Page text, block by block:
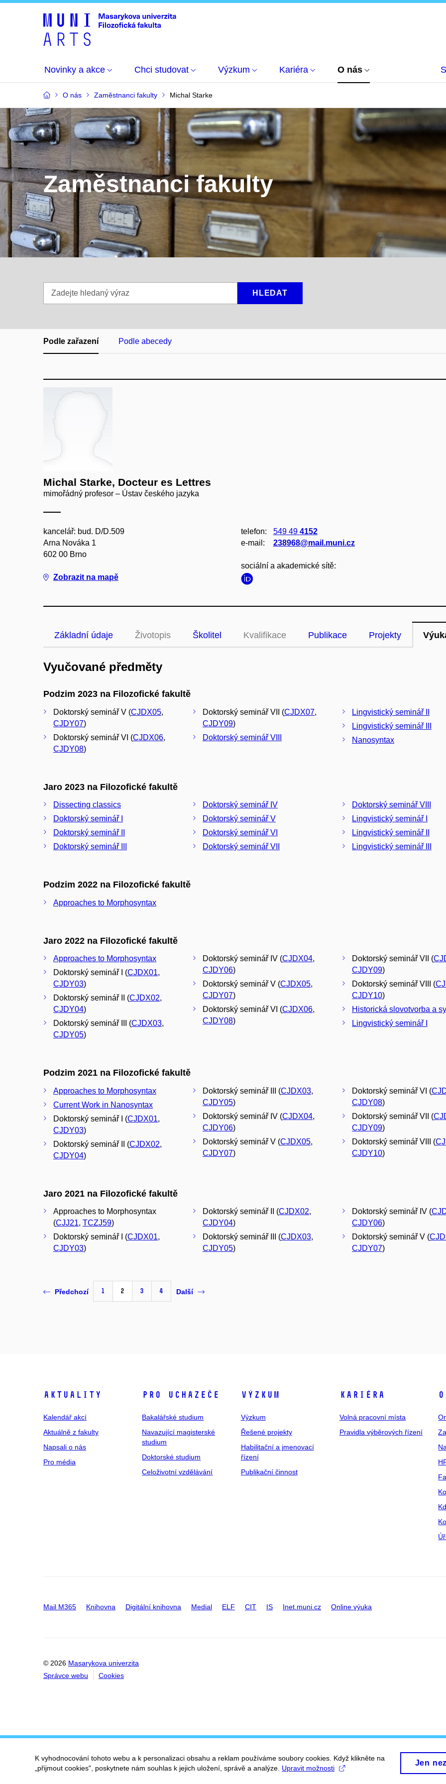
Novinky a akce Chci studovat Výzkum Kariéra O nás
O nás Zaměstnanci fakulty Michal Starke
Zaměstnanci fakulty
hledaný
HLEDAT
Podle zařazení Podle abecedy
Michal Starke, Docteur es Lettres
mimořádný profesor – Ústav českého jazyka
kancelář: bud. D/D.509
Arna Nováka 1
602 00 Brno
Zobrazit na mapě
telefon: 549 49 4152
e‑mail:
238968@mail.muni.cz
sociální a akademické sítě:
Základní údaje Životopis Školitel Kvalifikace Publikace Projekty
Vyučované předměty
Podzim 2023 na Filozofické fakultě
Doktorský seminář V (CJDX05,
CJDY07)
Doktorský seminář VI (CJDX06,
CJDY08)
Doktorský seminář VII (CJDX07,
CJDY09)
Doktorský seminář VIII
Lingvistický seminář II
Lingvistický seminář III
Nanosyntax
Jaro 2023 na Filozofické fakultě
Dissecting classics
Doktorský seminář I
Doktorský seminář II
Doktorský seminář III
Doktorský seminář IV
Doktorský seminář V
Doktorský seminář VI
Doktorský seminář VII
Doktorský seminář VIII
Lingvistický seminář I
Lingvistický seminář II
Lingvistický seminář III
Podzim 2022 na Filozofické fakultě
Approaches to Morphosyntax
Jaro 2022 na Filozofické fakultě
Approaches to Morphosyntax
Doktorský seminář I (CJDX01,
CJDY03)
Doktorský seminář II (CJDX02,
CJDY04)
Doktorský seminář III (CJDX03,
CJDY05)
Doktorský seminář IV (CJDX04,
CJDY06)
Doktorský seminář V (CJDX05,
CJDY07)
Doktorský seminář VI (CJDX06,
CJDY08)
Doktorský seminář VII (
CJDY09)
Doktorský seminář VIII (
CJDY10)
Historická slovotvorba a
Lingvistický seminář I
Podzim 2021 na Filozofické fakultě
Approaches to Morphosyntax
Current Work in Nanosyntax
Doktorský seminář I (CJDX01,
CJDY03)
Doktorský seminář II (CJDX02,
CJDY04)
Doktorský seminář III (CJDX03,
CJDY05)
Doktorský seminář IV (CJDX04,
CJDY06)
Doktorský seminář V (CJDX05,
CJDY07)
Doktorský seminář VI (
CJDY08)
Doktorský seminář VII (
CJDY09)
Doktorský seminář VIII (
CJDY10)
Jaro 2021 na Filozofické fakultě
Approaches to Morphosyntax
(CJJ21, TCZJ59)
Doktorský seminář I (CJDX01,
CJDY03)
Doktorský seminář II (CJDX02,
CJDY04)
Doktorský seminář III (CJDX03,
CJDY05)
Doktorský seminář IV (
CJDY06)
Doktorský seminář V (
CJDY07)
Předchozí 1 2 3 4 Další
Aktuality
Kalendář akcí
Aktuálně z fakulty
Napsali o nás
Pro média
Pro uchazeče
Bakalářské studium
Navazující magisterské
studium
Doktorské studium
Celoživotní vzdělávání
Výzkum
Výzkum
Řešené projekty
Habilitační a jmenovací
řízení
Publikační činnost
Kariéra
Volná pracovní místa
Pravidla výběrových řízení
Mail M365 Knihovna Digitální knihovna Medial ELF CIT IS Inet.muni.cz Online výuka
© 2026 Masarykova univerzita
Správce webu
Cookies
K vyhodnocování tohoto webu a k personalizaci obsahu a reklam používáme soubory cookies. Když klikněte na
„přijmout cookies", poskytnete nám souhlas k jejich uložení, správě a analýze. Upravit možnosti
Jen